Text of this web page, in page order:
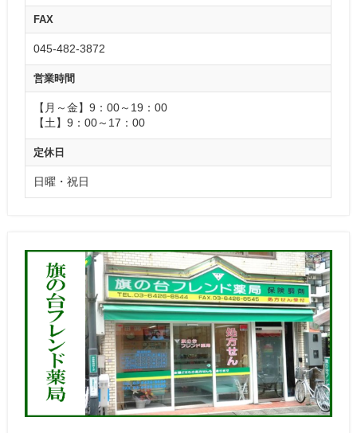
FAX
045-482-3872
営業時間
【月～金】9：00～19：00
【土】9：00～17：00
定休日
日曜・祝日